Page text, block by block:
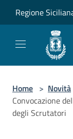
Regione
Home > Novità
Convocazione
degli Scrutatori